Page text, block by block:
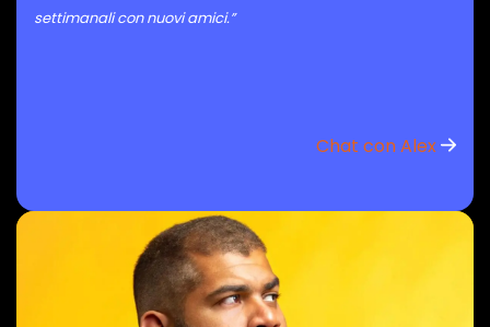
settimanali con nuovi amici.”
Chat con Alex